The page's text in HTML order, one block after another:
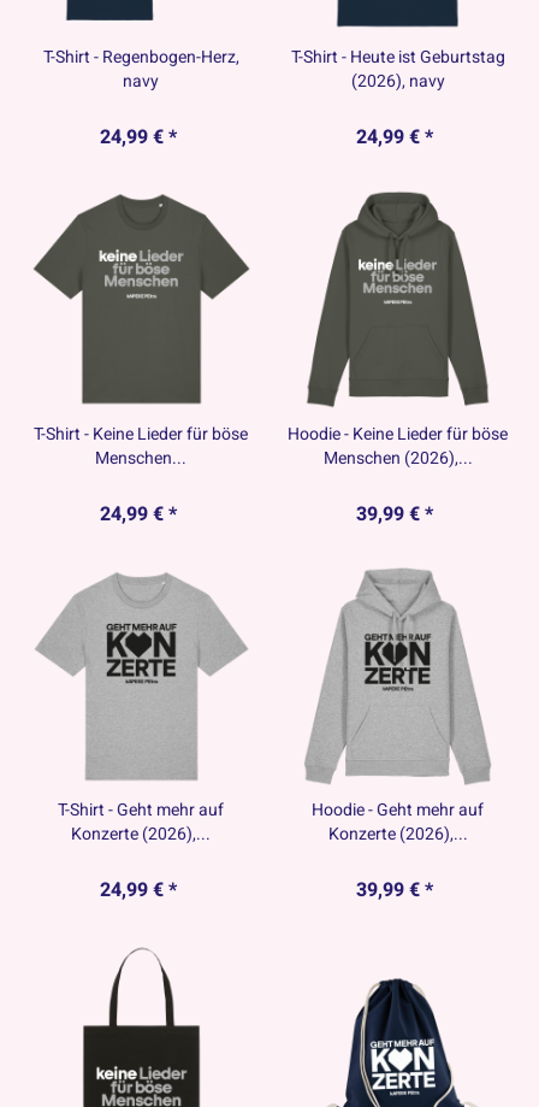
T-Shirt - Regenbogen-Herz,
navy
24,99 € *
T-Shirt - Heute ist Geburtstag
(2026), navy
24,99 € *
T-Shirt - Keine Lieder für böse
Menschen...
24,99 € *
Hoodie - Keine Lieder für böse
Menschen (2026),...
39,99 € *
T-Shirt - Geht mehr auf
Konzerte (2026),...
24,99 € *
Hoodie - Geht mehr auf
Konzerte (2026),...
39,99 € *